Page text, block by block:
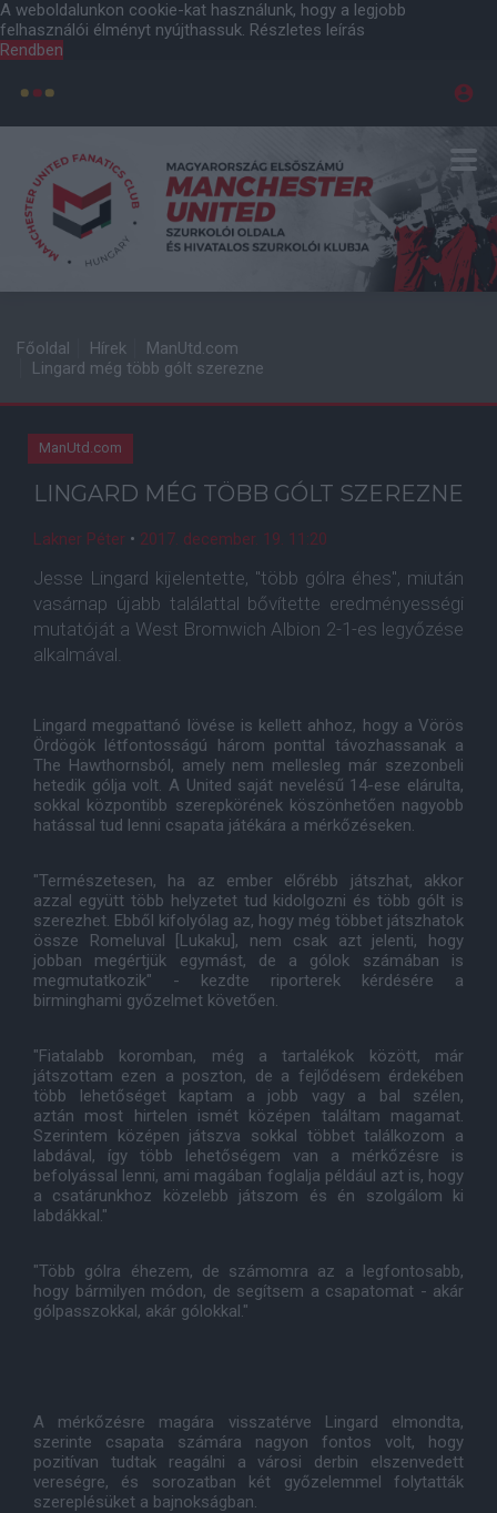
A weboldalunkon cookie-kat használunk, hogy a legjobb
felhasználói élményt nyújthassuk. Részletes leírás
Rendben
Főoldal Hírek
ManUtd.com
Lingard még több gólt szerezne
ManUtd.com
LINGARD MÉG TÖBB GÓLT SZEREZNE
Lakner Péter • 2017. december. 19. 11:20
Jesse Lingard kijelentette, "több gólra éhes", miután
vasárnap újabb találattal bővítette eredményességi
mutatóját a West Bromwich Albion 2-1-es legyőzése
alkalmával.
Lingard megpattanó lövése is kellett ahhoz, hogy a Vörös
Ördögök létfontosságú három ponttal távozhassanak a
The Hawthornsból, amely nem mellesleg már szezonbeli
hetedik gólja volt. A United saját nevelésű 14-ese elárulta,
sokkal központibb szerepkörének köszönhetően nagyobb
hatással tud lenni csapata játékára a mérkőzéseken.
"Természetesen, ha az ember előrébb játszhat, akkor
azzal együtt több helyzetet tud kidolgozni és több gólt is
szerezhet. Ebből kifolyólag az, hogy még többet játszhatok
össze Romeluval [Lukaku], nem csak azt jelenti, hogy
jobban megértjük egymást, de a gólok számában is
megmutatkozik" - kezdte riporterek kérdésére a
birminghami győzelmet követően.
"Fiatalabb koromban, még a tartalékok között, már
játszottam ezen a poszton, de a fejlődésem érdekében
több lehetőséget kaptam a jobb vagy a bal szélen,
aztán most hirtelen ismét középen találtam magamat.
Szerintem középen játszva sokkal többet találkozom a
labdával, így több lehetőségem van a mérkőzésre is
befolyással lenni, ami magában foglalja például azt is, hogy
a csatárunkhoz közelebb játszom és én szolgálom ki
labdákkal."
"Több gólra éhezem, de számomra az a legfontosabb,
hogy bármilyen módon, de segítsem a csapatomat - akár
gólpasszokkal, akár gólokkal."
A mérkőzésre magára visszatérve Lingard elmondta,
szerinte csapata számára nagyon fontos volt, hogy
pozitívan tudtak reagálni a városi derbin elszenvedett
vereségre, és sorozatban két győzelemmel folytatták
szereplésüket a bajnokságban.